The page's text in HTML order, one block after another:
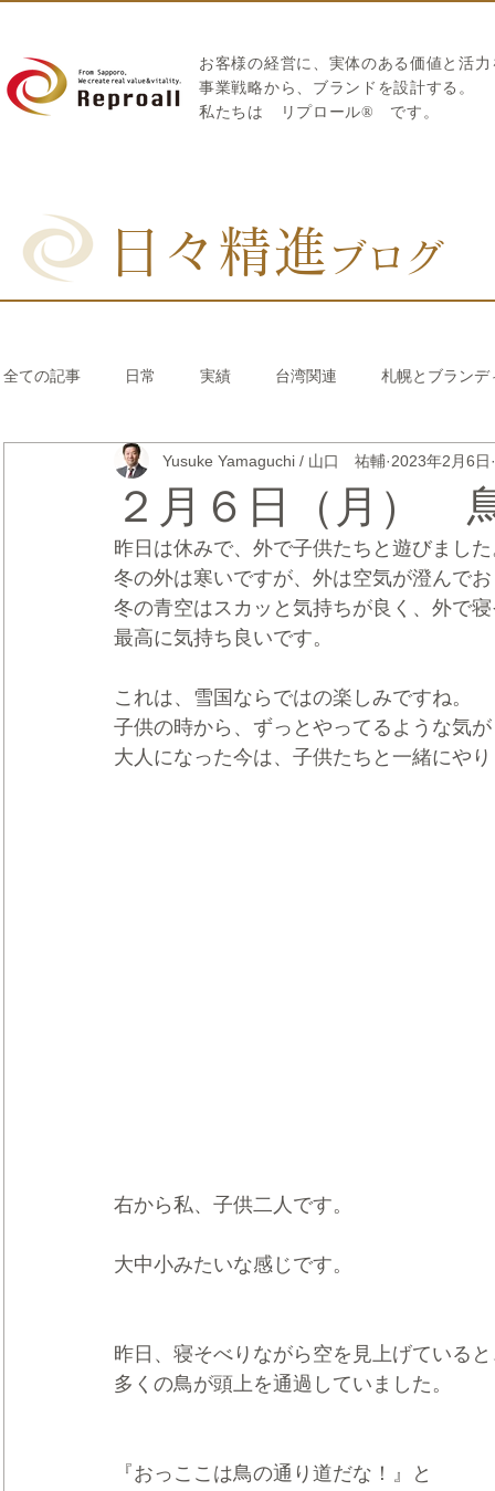
お客様の経営に、実体のある価値と活
​事業戦略から、ブランドを設計する。
私たちは
リプロール® です。
日々精進 ブログ
全ての記事 日常 実績 台湾関連 札幌とブランデ
リブランディング® さとうきび繊維のストロー 中国
CRMブランディング® デジタルマーケティングブランデ
２月６日（月）
Yusuke Yamaguchi / 山口 祐輔 2023年2月6日
昨日は休みで、外で子供たちと遊びまし
冬の外は寒いですが、外は空気が澄んで
冬の青空はスカッと気持ちが良く、外で
最高に気持ち良いです。
これは、雪国ならではの楽しみですね。
子供の時から、ずっとやってるような気
大人になった今は、子供たちと一緒にや
右から私、子供二人です。
大中小みたいな感じです。
昨日、寝そべりながら空を見上げている
多くの鳥が頭上を通過していました。
『おっここは鳥の通り道だな！』と